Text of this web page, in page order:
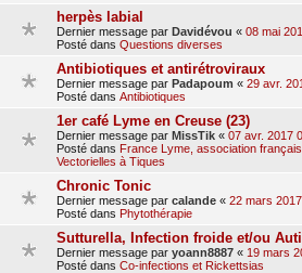
herpès labial
Dernier message par Davidévou « 08 mai
Posté dans Questions diverses
Antibiotiques et antirétroviraux
Dernier message par Padapoum « 29 avr.
Posté dans Antibiotiques
1er café Lyme en Creuse (23)
Dernier message par MissTik « 07 avr. 2017
Posté dans France Lyme, association
Vectorielles à Tiques
Chronic Tonic
Dernier message par calande « 22 mars 2017
Posté dans Phytothérapie
Sutturella, Infection froide et/ou
Dernier message par yoann8887 « 19 mars
Posté dans Co-infections et Rickettsias